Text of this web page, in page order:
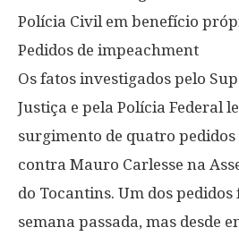
Polícia Civil em benefício
Pedidos de impeachment
Os fatos investigados pelo
Justiça e pela Polícia Federal
surgimento de quatro
contra Mauro Carlesse na
do Tocantins. Um dos pedidos
semana passada, mas desde